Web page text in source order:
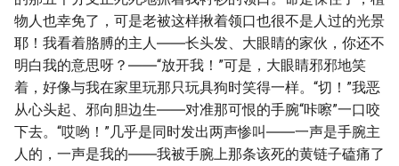
物人也幸免了，可是老被这样揪着领口也很不是人过的光景
耶！我看着胳膊的主人――长头发、大眼睛的家伙，你还不
明白我的意思呀？――“放开我！”可是，大眼睛邪邪地笑
着，好像与我在家里玩那只玩具狗时笑得一样。“切！”我恶
从心头起、邪向胆边生――对准那可恨的手腕“咔嚓”一口咬
下去。“哎哟！”几乎是同时发出两声惨叫――一声是手腕主
人的，一声是我的――我被手腕上那条该死的黄链子磕痛了